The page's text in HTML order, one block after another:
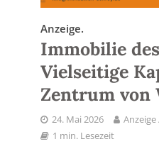
Anzeige.
Immobilie
Vielseitige
Zentrum von
24. Mai 2026
1 min. Lesezeit